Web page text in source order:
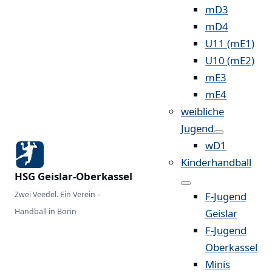
HSG Geislar-Oberkassel
Zwei Veedel. Ein Verein –
Handball in Bonn
mD3
mD4
U11 (mE1)
U10 (mE2)
mE3
mE4
weibliche
Jugend
wD1
Kinderhandball
F-Jugend
Geislar
F-Jugend
Oberkassel
Minis